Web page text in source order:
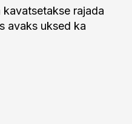
rajada
avaks uksed ka